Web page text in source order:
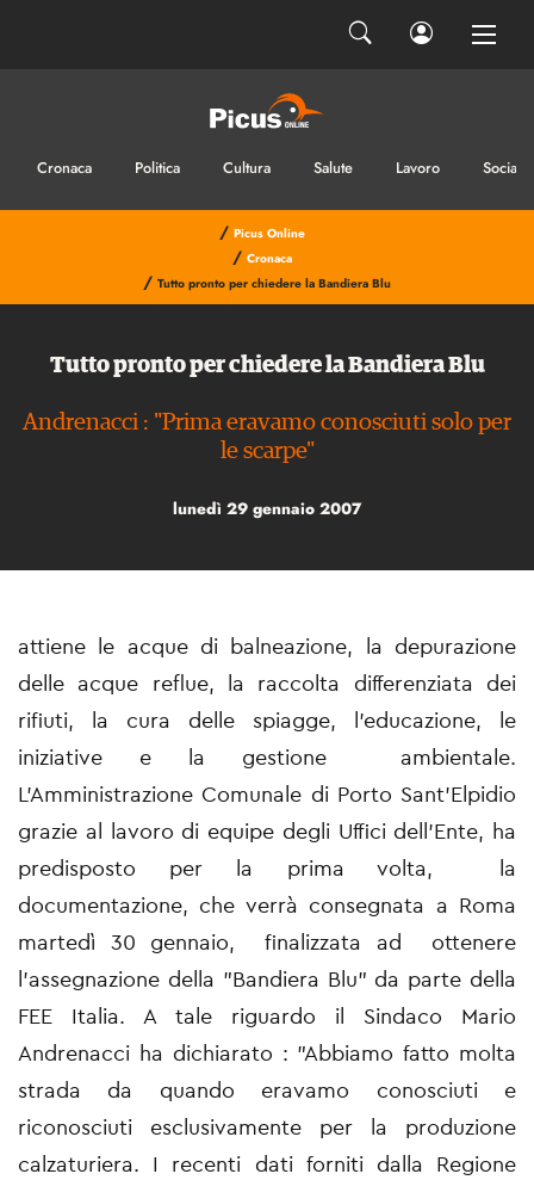
Cronaca Politica Cultura Salute Lavoro Sociale
/ Picus Online
/ Cronaca
/ Tutto pronto per chiedere la Bandiera Blu
Tutto pronto per chiedere la Bandiera Blu
Andrenacci : "Prima eravamo conosciuti solo per
le scarpe"
lunedì 29 gennaio 2007
attiene le acque di balneazione, la depurazione
delle acque reflue, la raccolta differenziata dei
rifiuti, la cura delle spiagge, l'educazione, le
iniziative e la gestione ambientale.
L'Amministrazione Comunale di Porto Sant'Elpidio
grazie al lavoro di equipe degli Uffici dell'Ente, ha
predisposto per la prima volta, la
documentazione, che verrà consegnata a Roma
martedì 30 gennaio, finalizzata ad ottenere
l'assegnazione della "Bandiera Blu" da parte della
FEE Italia. A tale riguardo il Sindaco Mario
Andrenacci ha dichiarato : "Abbiamo fatto molta
strada da quando eravamo conosciuti e
riconosciuti esclusivamente per la produzione
calzaturiera. I recenti dati forniti dalla Regione